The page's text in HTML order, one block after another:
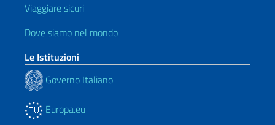
Viaggiare sicuri
Dove siamo nel mondo
Le Istituzioni
Governo Italiano
Europa.eu